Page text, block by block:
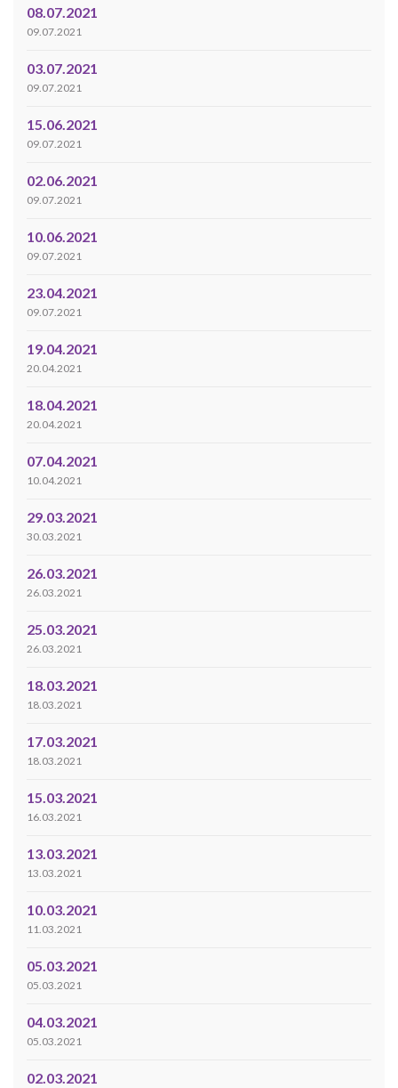
08.07.2021
09.07.2021
03.07.2021
09.07.2021
15.06.2021
09.07.2021
02.06.2021
09.07.2021
10.06.2021
09.07.2021
23.04.2021
09.07.2021
19.04.2021
20.04.2021
18.04.2021
20.04.2021
07.04.2021
10.04.2021
29.03.2021
30.03.2021
26.03.2021
26.03.2021
25.03.2021
26.03.2021
18.03.2021
18.03.2021
17.03.2021
18.03.2021
15.03.2021
16.03.2021
13.03.2021
13.03.2021
10.03.2021
11.03.2021
05.03.2021
05.03.2021
04.03.2021
05.03.2021
02.03.2021